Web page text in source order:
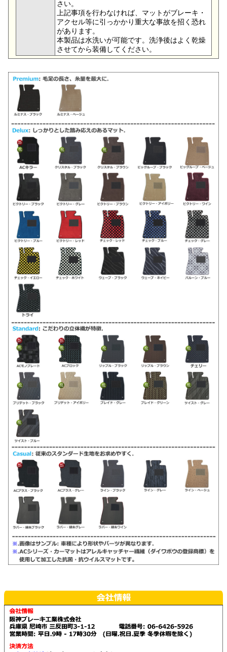
さい。
上記事項を行わなければ、マットがブレーキ・
アクセル等に引っかかり重大な事故を招く恐れ
があります。
本製品は水洗いが可能です。洗浄後はよく乾燥
させてから装備してください。